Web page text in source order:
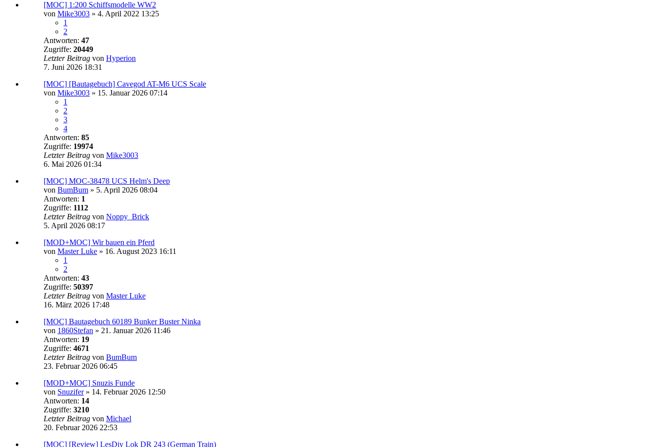
[MOC] 1:200 Schiffsmodelle WW2
von Mike3003 » 4. April 2022 13:25
1
2
Antworten: 47
Zugriffe: 20449
Letzter Beitrag von Hyperion
7. Juni 2026 18:31
[MOC] [Bautagebuch] Cavegod AT-M6 UCS Scale
von Mike3003 » 15. Januar 2026 07:14
1
2
3
4
Antworten: 85
Zugriffe: 19974
Letzter Beitrag von Mike3003
6. Mai 2026 01:34
[MOC] MOC-38478 UCS Helm's Deep
von BumBum » 5. April 2026 08:04
Antworten: 1
Zugriffe: 1112
Letzter Beitrag von Noppy_Brick
5. April 2026 08:17
[MOD+MOC] Wir bauen ein Pferd
von Master Luke » 16. August 2023 16:11
1
2
Antworten: 43
Zugriffe: 50397
Letzter Beitrag von Master Luke
16. März 2026 17:48
[MOC] Bautagebuch 60189 Bunker Buster Ninka
von 1860Stefan » 21. Januar 2026 11:46
Antworten: 19
Zugriffe: 4671
Letzter Beitrag von BumBum
23. Februar 2026 06:45
[MOD+MOC] Snuzis Funde
von Snuzifer» 14. Februar 2026 12:50
Antworten: 14
Zugriffe: 3210
Letzter Beitrag von Michael
20. Februar 2026 22:53
[MOC] [Review] LesDiy Lok DR 243 (German Train)